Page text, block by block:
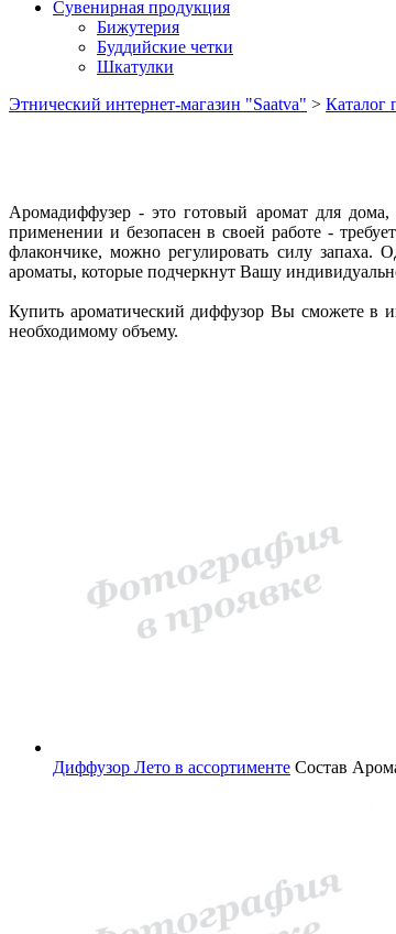
Сувенирная продукция
Бижутерия
Буддийские четки
Шкатулки
Этнический интернет-магазин "Saatva" > Каталог
Аромадиффузер - это готовый аромат для
применении и безопасен в своей работе -
флакончике, можно регулировать силу
ароматы, которые подчеркнут Вашу
Купить ароматический диффузор Вы сможете в
необходимому объему.
Диффузор Лето в ассортименте Состав